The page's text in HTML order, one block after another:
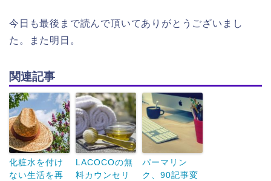
今日も最後まで読んで頂いてありがとうございまし
た。また明日。
関連記事
化粧水を付け
ない生活を再
LACOCOの無
料カウンセリ
パーマリン
ク、90記事変